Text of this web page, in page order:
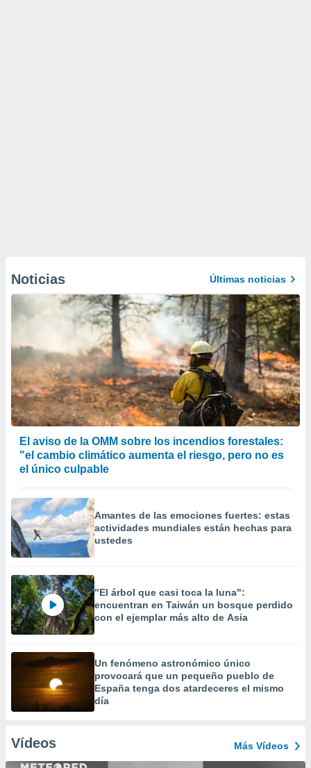
Noticias Últimas noticias
El aviso de la OMM sobre los incendios forestales:
"el cambio climático aumenta el riesgo, pero no es
el único culpable
Amantes de las emociones fuertes: estas
actividades mundiales están hechas para
ustedes
"El árbol que casi toca la luna":
encuentran en Taiwán un bosque perdido
con el ejemplar más alto de Asia
Un fenómeno astronómico único
provocará que un pequeño pueblo de
España tenga dos atardeceres el mismo
día
Vídeos Más Vídeos